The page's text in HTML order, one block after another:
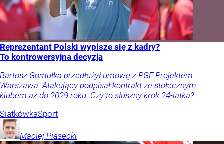
Reprezentant Polski wypisze się z kadry?
To kontrowersyjna decyzja
Bartosz Gomułka przedłużył umowę z PGE Projektem
Warszawa. Atakujący podpisał kontrakt ze stołecznym
klubem aż do 2029 roku. Czy to słuszny krok 24-latka?
SiatkówkaSport
Maciej Piasecki